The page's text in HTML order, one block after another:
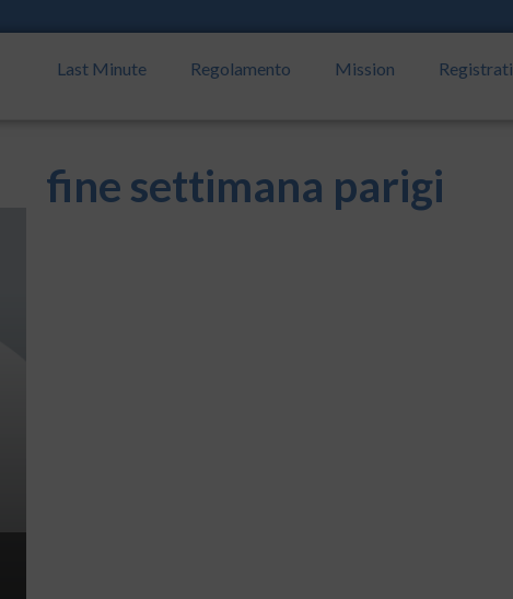
Last Minute Regolamento Mission Registrati
fine settimana parigi